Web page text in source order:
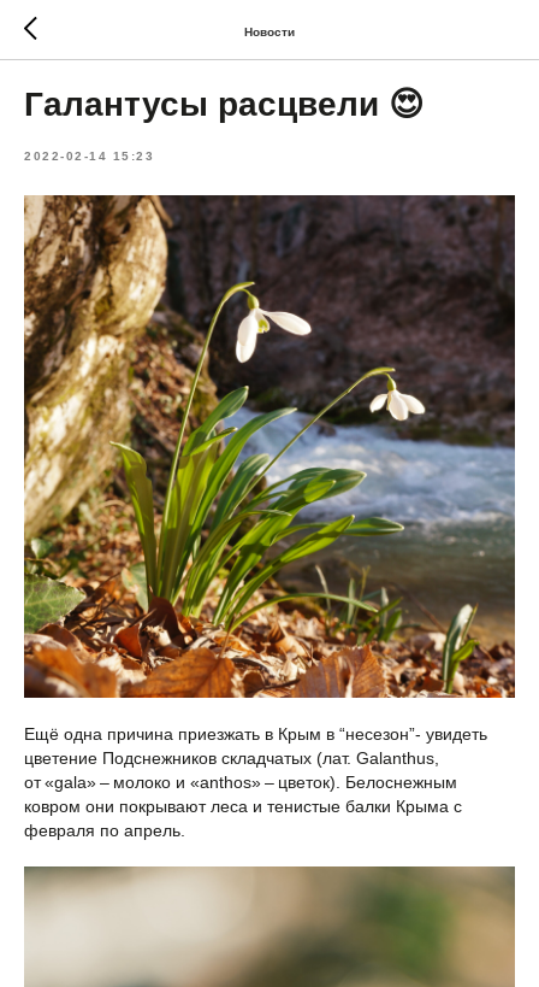
Новости
Галантусы расцвели 😍
2022-02-14 15:23
Ещё одна причина приезжать в Крым в “несезон”- увидеть
цветение Подснежников складчатых (лат. Galanthus,
от «gala» – молоко и «anthos» – цветок). Белоснежным
ковром они покрывают леса и тенистые балки Крыма с
февраля по апрель.